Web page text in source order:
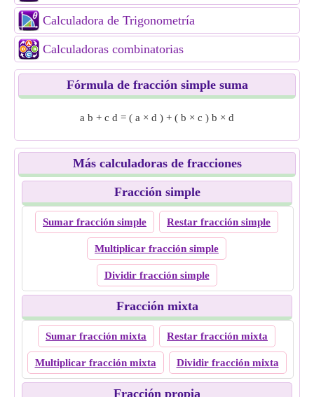
Calculadora de Trigonometría
Calculadoras combinatorias
Fórmula de fracción simple suma
a b + c d = ( a × d ) + ( b × c ) b × d
Más calculadoras de fracciones
Fracción simple
Sumar fracción simple Restar fracción simple
Multiplicar fracción simple
Dividir fracción simple
Fracción mixta
Sumar fracción mixta Restar fracción mixta
Multiplicar fracción mixta Dividir fracción mixta
Fracción propia